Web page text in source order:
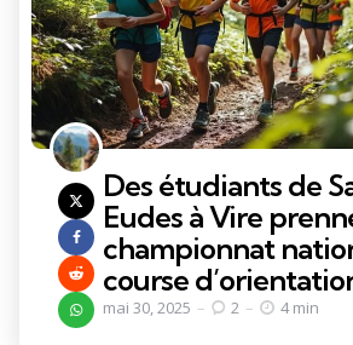
Des étudiants de
Eudes à Vire
championnat
course
mai 30, 2025 2 4 min